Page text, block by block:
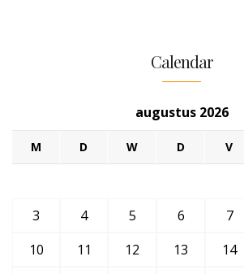
Calendar
augustus 2026
M D W D V
3
4 5 6 7
10
11 12 13 14